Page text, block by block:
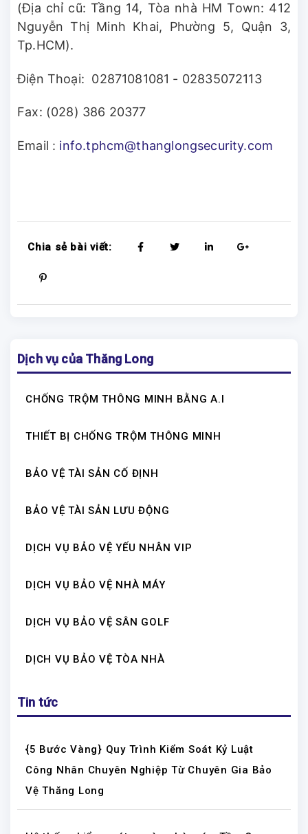
Dịch vụ của Thăng Long
CHỐNG TRỘM THÔNG MINH BẰNG A.I
THIẾT BỊ CHỐNG TRỘM THÔNG MINH
BẢO VỆ TÀI SẢN CỐ ĐỊNH
BẢO VỆ TÀI SẢN LƯU ĐỘNG
DỊCH VỤ BẢO VỆ YẾU NHÂN VIP
DỊCH VỤ BẢO VỆ NHÀ MÁY
DỊCH VỤ BẢO VỆ SÂN GOLF
DỊCH VỤ BẢO VỆ TÒA NHÀ
Tin tức
{5 Bước Vàng} Quy Trình Kiểm Soát Kỷ Luật
Công Nhân Chuyên Nghiệp Từ Chuyên Gia Bảo
Vệ Thăng Long
(Địa chỉ cũ: Tầng 14, Tòa nhà HM Town: 412
Nguyễn Thị Minh Khai, Phường 5, Quận 3,
Tp.HCM).
Điện Thoại: 02871081081 - 02835072113
Fax: (028) 386 20377
Email : info.tphcm@thanglongsecurity.com
Chia sẻ bài viết: